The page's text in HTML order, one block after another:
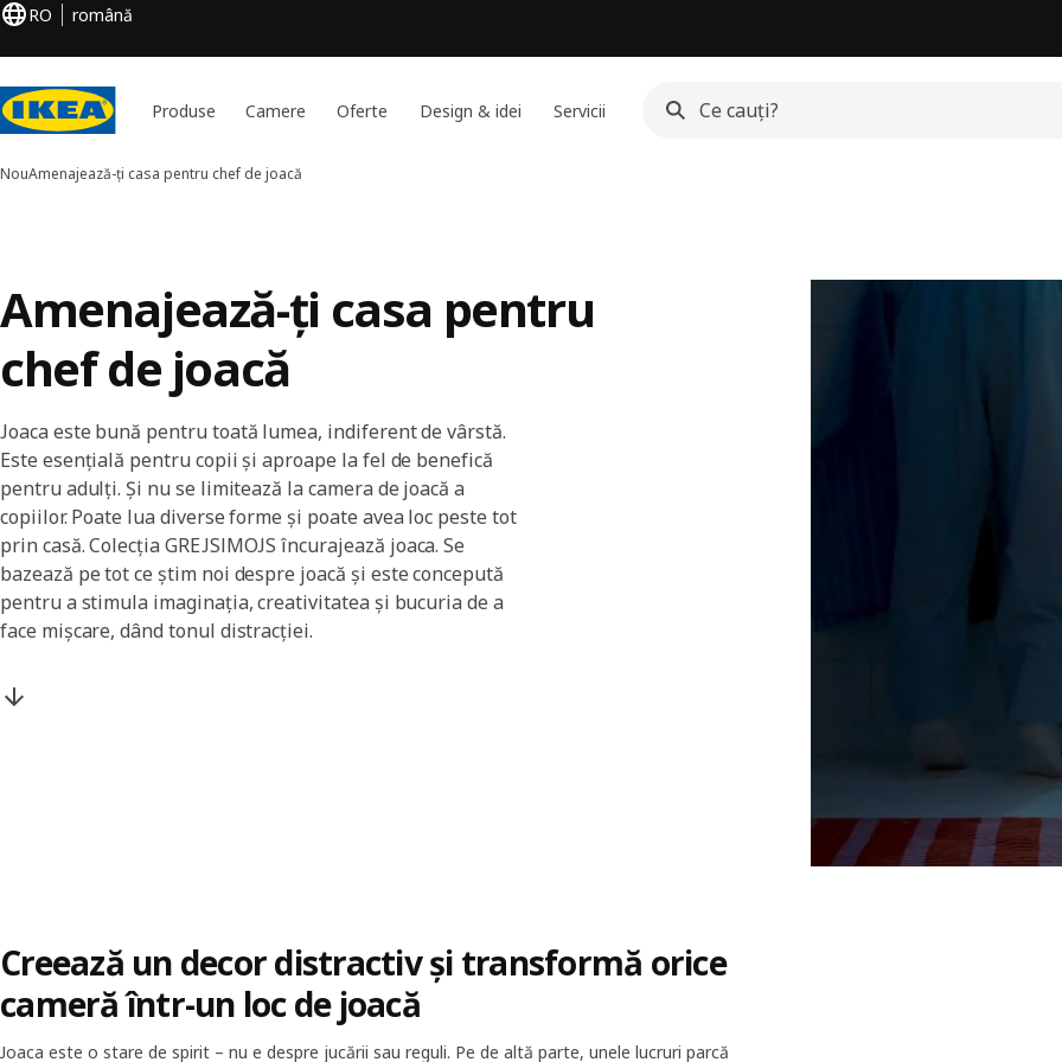
RO română
Produse Camere Oferte Design & idei Servicii
NouAmenajează-ți casa pentru chef de joacă
Amenajează-ți casa pentru
chef de joacă
Joaca este bună pentru toată lumea, indiferent de vârstă.
Este esențială pentru copii și aproape la fel de benefică
pentru adulți. Și nu se limitează la camera de joacă a
copiilor. Poate lua diverse forme și poate avea loc peste tot
prin casă. Colecția GREJSIMOJS încurajează joaca. Se
bazează pe tot ce știm noi despre joacă și este concepută
pentru a stimula imaginația, creativitatea și bucuria de a
face mișcare, dând tonul distracției.
Creează un decor distractiv și transformă orice
cameră într-un loc de joacă
Joaca este o stare de spirit – nu e despre jucării sau reguli. Pe de altă parte, unele lucruri parcă